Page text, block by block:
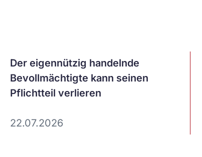
Der eigennützig handelnde
Bevollmächtigte kann seinen
Pflichtteil verlieren
22.07.2026
Artikel
ansehen